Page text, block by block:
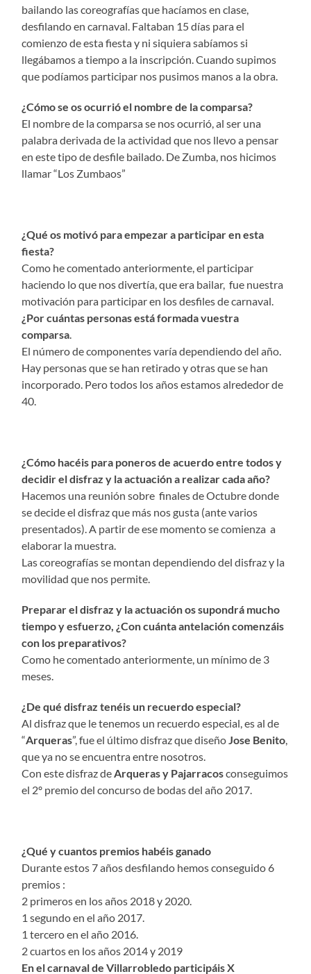
bailando las coreografías que hacíamos en clase,
desfilando en carnaval. Faltaban 15 días para el
comienzo de esta fiesta y ni siquiera sabíamos si
llegábamos a tiempo a la inscripción. Cuando supimos
que podíamos participar nos pusimos manos a la obra.
¿Cómo se os ocurrió el nombre de la comparsa?
El nombre de la comparsa se nos ocurrió, al ser una
palabra derivada de la actividad que nos llevo a pensar
en este tipo de desfile bailado. De Zumba, nos hicimos
llamar “Los Zumbaos”
¿Qué os motivó para empezar a participar en esta
fiesta?
Como he comentado anteriormente, el participar
haciendo lo que nos divertía, que era bailar, fue nuestra
motivación para participar en los desfiles de carnaval.
¿Por cuántas personas está formada vuestra
comparsa
El número de componentes varía dependiendo del año.
Hay personas que se han retirado y otras que se han
incorporado. Pero todos los años estamos alrededor de
40.
¿Cómo hacéis para poneros de acuerdo entre todos y
decidir el disfraz y la actuación a realizar cada año?
Hacemos una reunión sobre finales de Octubre donde
se decide el disfraz que más nos gusta (ante varios
presentados). A partir de ese momento se comienza a
elaborar la muestra.
Las coreografías se montan dependiendo del disfraz y la
movilidad que nos permite.
Preparar el disfraz y la actuación os supondrá mucho
tiempo y esfuerzo, ¿Con cuánta antelación comenzáis
con los preparativos?
Como he comentado anteriormente, un mínimo de 3
meses.
¿De qué disfraz tenéis un recuerdo especial?
Al disfraz que le tenemos un recuerdo especial, es al de
“Arqueras”, fue el último disfraz que diseño Jose Benito
que ya no se encuentra entre nosotros.
Con este disfraz de Arquerasy Pajarracosconseguimos
el 2º premio del concurso de bodas del año 2017.
¿Qué y cuantos premios habéis ganado
Durante estos 7 años desfilando hemos conseguido 6
premios :
2 primeros en los años 2018 y 2020.
1 segundo en el año 2017.
1 tercero en el año 2016.
2 cuartos en los años 2014 y 2019
En el carnaval de Villarrobledo participáis X